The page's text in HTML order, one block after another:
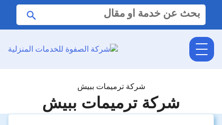
البحث
عن:
شركة ترميمات ببيش
شركة ترميمات ببيش